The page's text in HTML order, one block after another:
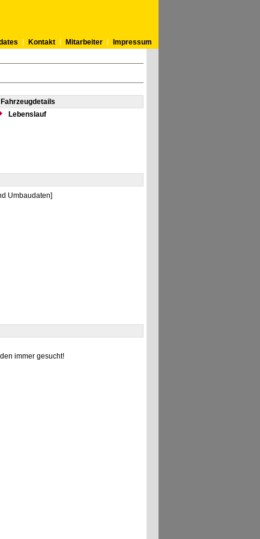
Kontakt Mitarbeiter
Impressum
Fahrzeugdetails
Lebenslauf
Umbaudaten]
immer gesucht!